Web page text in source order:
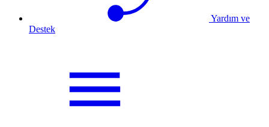
Yardım ve
Destek